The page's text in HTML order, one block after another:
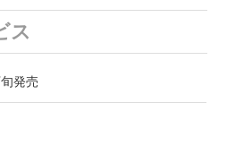
ス
発売